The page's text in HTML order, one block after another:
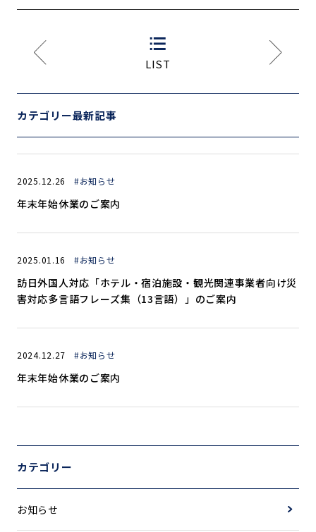
LIST
カテゴリー最新記事
2025.12.26 #お知らせ
年末年始休業のご案内
2025.01.16 #お知らせ
訪日外国人対応「ホテル・宿泊施設・観光関連事業者向け災
害対応多言語フレーズ集（13言語）」のご案内
2024.12.27 #お知らせ
年末年始休業のご案内
カテゴリー
お知らせ